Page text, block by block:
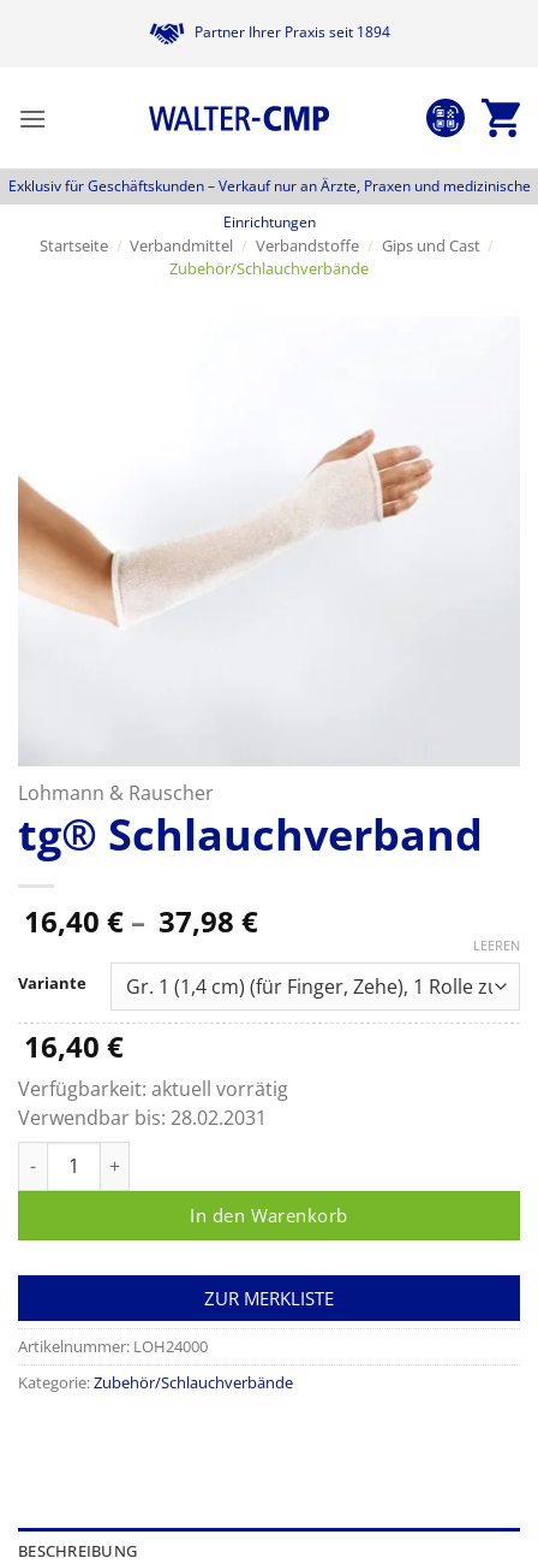
Partner Ihrer Praxis seit 1894
Exklusiv für Geschäftskunden –Verkauf nur an Ärzte, Praxen und medizinische
Einrichtungen
Startseite / Verbandmittel / Verbandstoffe / Gips und Cast /
Zubehör/Schlauchverbände
Lohmann & Rauscher
tg® Schlauchverband
16,40 € – 37,98 €Preisspanne:
bis
37,98 €
Variante
LEEREN
16,40 €
Verfügbarkeit: aktuell vorrätig
Verwendbar bis: 28.02.2031
In den Warenkorb
ZUR MERKLISTE
Artikelnummer: LOH24000
Kategorie:Zubehör/Schlauchverbände
BESCHREIBUNG